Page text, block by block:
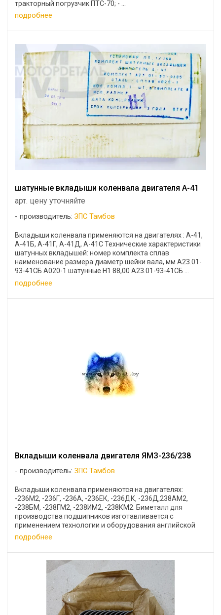
тракторный погрузчик ПТС-70; - ...
подробнее
шатунные вкладыши коленвала двигателя А-41
арт. цену уточняйте
производитель:ЗПС Тамбов
Вкладыши коленвала применяются на двигателях : А-41,
А-41Б, А-41Г, А-41Д, А-41С Технические характеристики
шатунных вкладышей: номер комплекта сплав
наименование размера диаметр шейки вала, мм А23.01-
93-41СБ А020-1 шатунные Н1 88,00 А23.01-93-41СБ ...
подробнее
Вкладыши коленвала двигателя ЯМЗ-236/238
производитель:ЗПС Тамбов
Вкладыши коленвала применяются на двигателях:
-236М2, -236Г, -236А, -236ЕК, -236ДК, -236Д,238АМ2,
-238БМ, -238ГМ2, -238ИМ2, -238КМ2. Биметалл для
производства подшипников изготавливается с
применением технологии и оборудования английской
фирмы ...
подробнее